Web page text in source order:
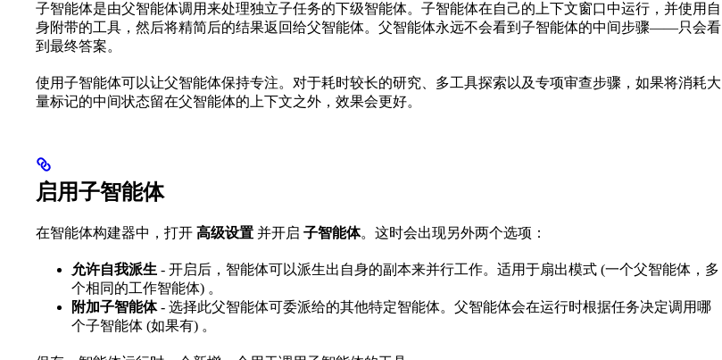
子智能体是由父智能体调用来处理独立子任务的下级智能体。子智能体在自己的上下文窗口中运行，并使用自
身附带的工具，然后将精简后的结果返回给父智能体。父智能体永远不会看到子智能体的中间步骤——只会看
到最终答案。
使用子智能体可以让父智能体保持专注。对于耗时较长的研究、多工具探索以及专项审查步骤，如果将消耗大
量标记的中间状态留在父智能体的上下文之外，效果会更好。
启用子智能体
在智能体构建器中，打开 高级设置 并开启 子智能体。这时会出现另外两个选项：
允许自我派生 - 开启后，智能体可以派生出自身的副本来并行工作。适用于扇出模式 (一个父智能体，多
个相同的工作智能体) 。
附加子智能体- 选择此父智能体可委派给的其他特定智能体。父智能体会在运行时根据任务决定调用哪
个子智能体 (如果有) 。